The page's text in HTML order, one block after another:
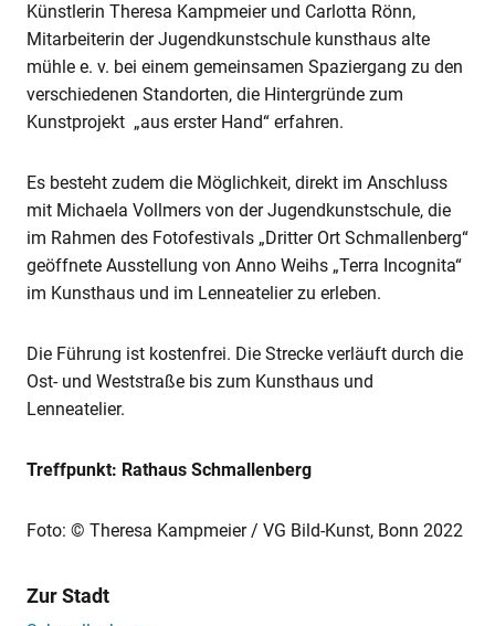
Künstlerin Theresa Kampmeier und Carlotta Rönn,
Mitarbeiterin der Jugendkunstschule kunsthaus alte
mühle e. v. bei einem gemeinsamen Spaziergang zu den
verschiedenen Standorten, die Hintergründe zum
Kunstprojekt „aus erster Hand“ erfahren.
Es besteht zudem die Möglichkeit, direkt im Anschluss
mit Michaela Vollmers von der Jugendkunstschule, die
im Rahmen des Fotofestivals „Dritter Ort Schmallenberg“
geöffnete Ausstellung von Anno Weihs „Terra Incognita“
im Kunsthaus und im Lenneatelier zu erleben.
Die Führung ist kostenfrei. Die Strecke verläuft durch die
Ost- und Weststraße bis zum Kunsthaus und
Lenneatelier.
Treffpunkt: Rathaus Schmallenberg
Foto: © Theresa Kampmeier / VG Bild-Kunst, Bonn 2022
Zur Stadt